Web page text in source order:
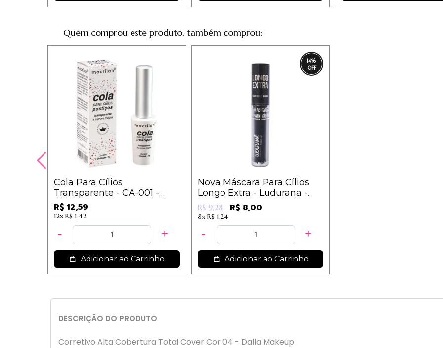
Quem comprou este produto, também comprou:
Cola Para Cílios
Transparente - CA-001 -
Macrilan
R$ 12,59
12x R$ 1,42
Adicionar ao Carrinho
14%
Nova Máscara Para Cílios
Longo Extra - Ludurana -
B00161
R$ 9,28 R$ 8,00
8x R$ 1,24
Adicionar ao Carrinho
DESCRIÇÃO DO PRODUTO
Corretivo Alta Cobertura Total Cover Cor 04 - Dalla Makeup